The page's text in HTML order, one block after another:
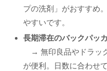
プの洗剤」がおすすめ
やすいです。
長期滞在のバックパッ
→ 無印良品やドラッ
が便利。日数に合わせ